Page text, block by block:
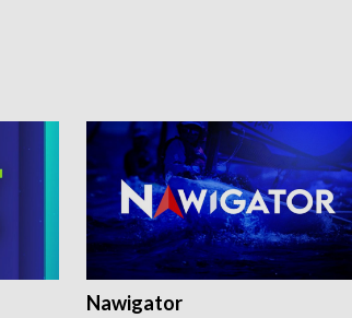
Nawigator